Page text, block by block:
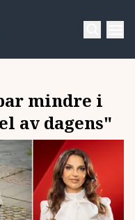
mindre i
av dagens"